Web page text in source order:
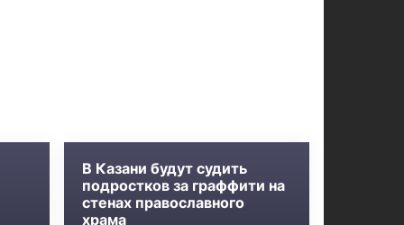
В Казани будут судить
подростков за граффити на
стенах православного
храма